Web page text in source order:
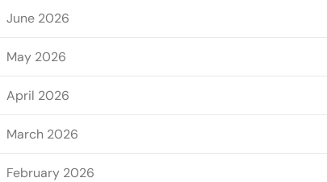
June 2026
May 2026
April 2026
March 2026
February 2026